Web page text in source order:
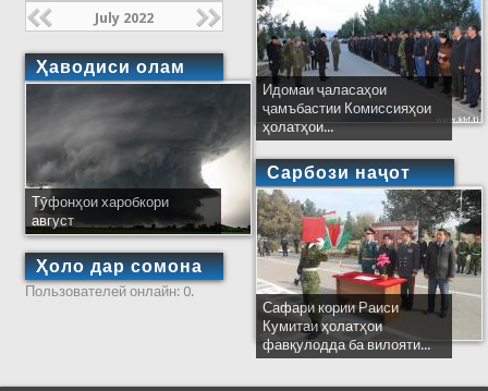
July 2022
Ҳаводиси олам
Тӯфонҳои харобкори
август
Ҳоло дар сомона
Пользователей онлайн: 0.
Идомаи ҷаласаҳои
ҷамъбастии Комиссияҳои
ҳолатҳои...
Сарбози наҷот
Сафари кории Раиси
Кумитаи ҳолатҳои
фавқулодда ба вилояти...